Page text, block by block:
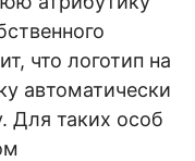
что логотип на
автоматически
Для таких особ